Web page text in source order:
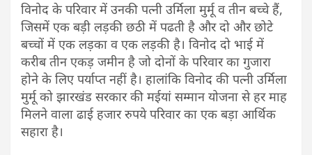
विनोद के परिवार में उनकी पत्नी उर्मिला मुर्मू व तीन बच्चे हैं,
जिसमें एक बड़ी लड़की छठी में पढती है और दो और छोटे
बच्चों में एक लड़का व एक लड़की है। विनोद दो भाई में
करीब तीन एकड़ जमीन है जो दोनों के परिवार का गुजारा
होने के लिए पर्याप्त नहीं है। हालांकि विनोद की पत्नी उर्मिला
मुर्मू को झारखंड सरकार की मईयां सम्मान योजना से हर माह
मिलने वाला ढाई हजार रुपये परिवार का एक बड़ा आर्थिक
सहारा है।